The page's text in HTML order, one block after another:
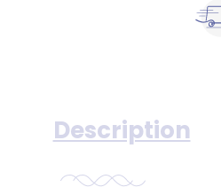
Description